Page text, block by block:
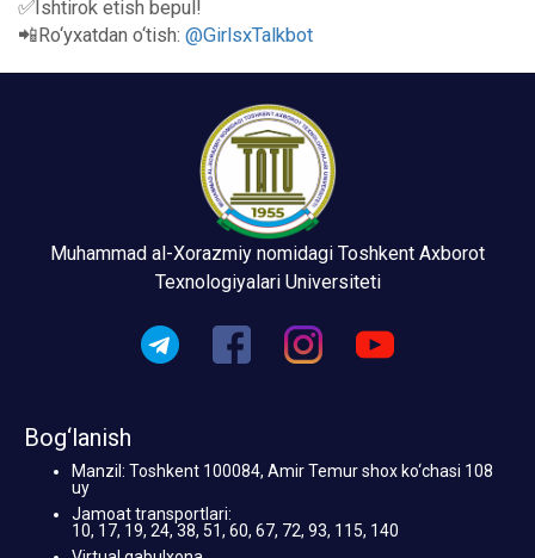
✅Ishtirok etish bepul!
📲Ro‘yxatdan o‘tish: @GirlsxTalkbot
Muhammad al-Xorazmiy nomidagi Toshkent Axborot
Texnologiyalari Universiteti
Bog‘lanish
Manzil: Toshkent 100084, Amir Temur shox ko‘chasi 108
uy
Jamoat transportlari:
10, 17, 19, 24, 38, 51, 60, 67, 72, 93, 115, 140